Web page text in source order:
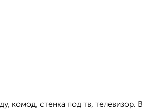
комод, стенка под тв, телевизор. В